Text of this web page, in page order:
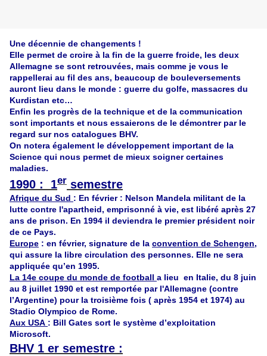
Une décennie de changements !
Elle permet de croire à la fin de la guerre froide, les deux
Allemagne se sont retrouvées, mais comme je vous le
rappellerai au fil des ans, beaucoup de bouleversements
auront lieu dans le monde : guerre du golfe, massacres du
Kurdistan etc…
Enfin les progrès de la technique et de la communication
sont importants et nous essaierons de le démontrer par le
regard sur nos catalogues BHV.
On notera également le développement important de la
Science qui nous permet de mieux soigner certaines
maladies.
1990 : 1er semestre
Afrique du Sud : En février : Nelson Mandela militant de la
lutte contre l'apartheid, emprisonné à vie, est libéré après 27
ans de prison. En 1994 il deviendra le premier président noir
de ce Pays.
Europe : en février, signature de la convention de Schengen,
qui assure la libre circulation des personnes. Elle ne sera
appliquée qu’en 1995.
La 14e coupe du monde de football a lieu en Italie, du 8 juin
au 8 juillet 1990 et est remportée par l'Allemagne (contre
l’Argentine) pour la troisième fois ( après 1954 et 1974) au
Stadio Olympico de Rome.
Aux USA : Bill Gates sort le système d’exploitation
Microsoft.
BHV 1 er semestre :